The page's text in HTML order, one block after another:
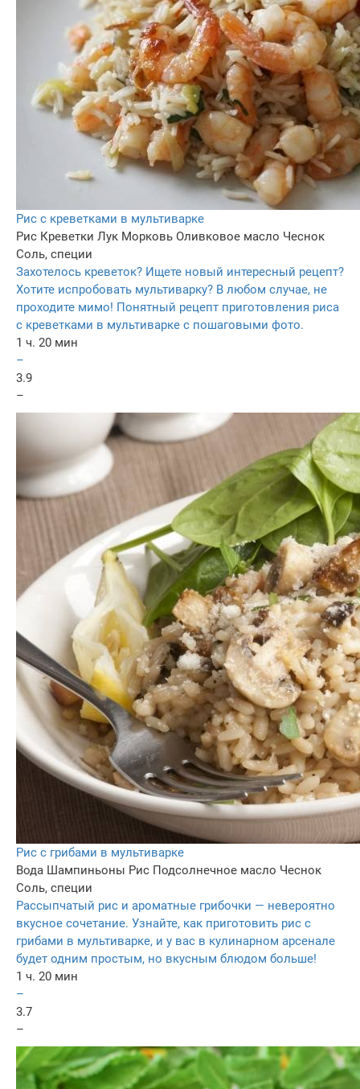
Рис с креветками в мультиварке
Рис Креветки Лук Морковь Оливковое масло Чеснок
Соль, специи
Захотелось креветок? Ищете новый интересный рецепт?
Хотите испробовать мультиварку? В любом случае, не
проходите мимо! Понятный рецепт приготовления риса
с креветками в мультиварке с пошаговыми фото.
1 ч. 20 мин
–
3.9
–
Рис с грибами в мультиварке
Вода Шампиньоны Рис Подсолнечное масло Чеснок
Соль, специи
Рассыпчатый рис и ароматные грибочки — невероятно
вкусное сочетание. Узнайте, как приготовить рис с
грибами в мультиварке, и у вас в кулинарном арсенале
будет одним простым, но вкусным блюдом больше!
1 ч. 20 мин
–
3.7
–